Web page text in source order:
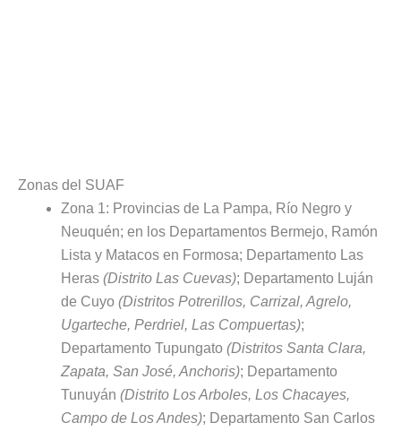
Zonas del SUAF
Zona 1: Provincias de La Pampa, Río Negro y
Neuquén; en los Departamentos Bermejo, Ramón
Lista y Matacos en Formosa; Departamento Las
Heras (Distrito Las Cuevas); Departamento Luján
de Cuyo (Distritos Potrerillos, Carrizal, Agrelo,
Ugarteche, Perdriel, Las Compuertas);
Departamento Tupungato (Distritos Santa Clara,
Zapata, San José, Anchoris); Departamento
Tunuyán (Distrito Los Arboles, Los Chacayes,
Campo de Los Andes); Departamento San Carlos